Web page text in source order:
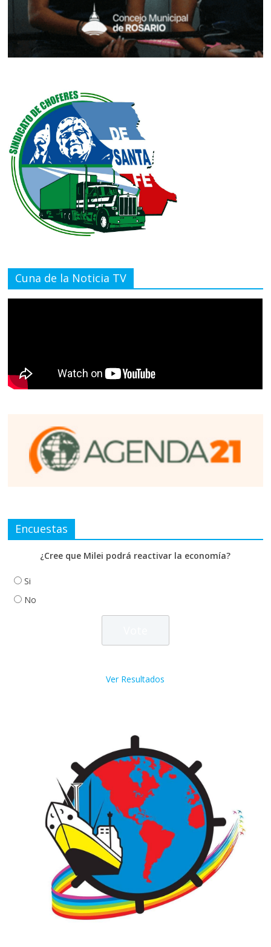
Cuna de la Noticia TV
Encuestas
¿Cree que Milei podrá reactivar la economía?
Si
No
Ver Resultados